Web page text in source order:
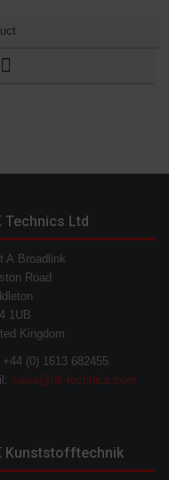
Technics Ltd
A Broadlink
Road
1UB
Kingdom
(0) 1613 682455
sales@nk-technics.com
Kunststofftechnik